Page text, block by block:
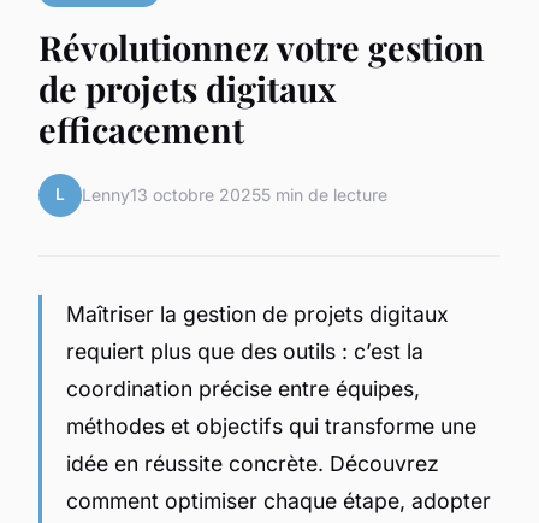
Révolutionnez votre gestion
de projets digitaux
efficacement
L Lenny13 octobre 20255 min de lecture
Maîtriser la gestion de projets digitaux
requiert plus que des outils : c’est la
coordination précise entre équipes,
méthodes et objectifs qui transforme une
idée en réussite concrète. Découvrez
comment optimiser chaque étape, adopter